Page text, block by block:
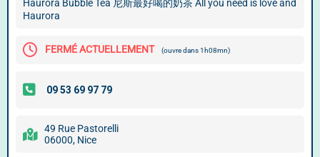
Haurora Bubble Tea 尼斯最好喝的奶茶 All you need is love and
Haurora
FERMÉ ACTUELLEMENT (ouvre dans 1h08mn)
49 Rue Pastorelli
06000, Nice